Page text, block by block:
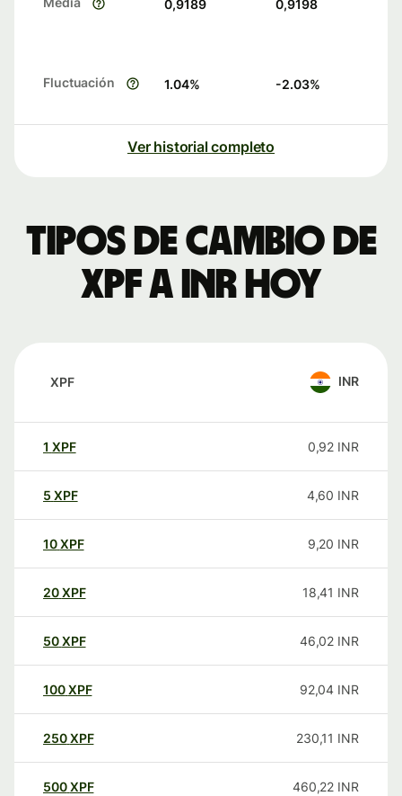
0,9189 0,9198
Fluctuación 1.04% -2.03%
Ver historial completo
Tipos de cambio de
XPF a INR hoy
XPF INR
1 XPF 0,92 INR
5 XPF 4,60 INR
10XPF 9,20 INR
20XPF 18,41 INR
50XPF 46,02 INR
100XPF 92,04 INR
250XPF 230,11 INR
500XPF 460,22 INR